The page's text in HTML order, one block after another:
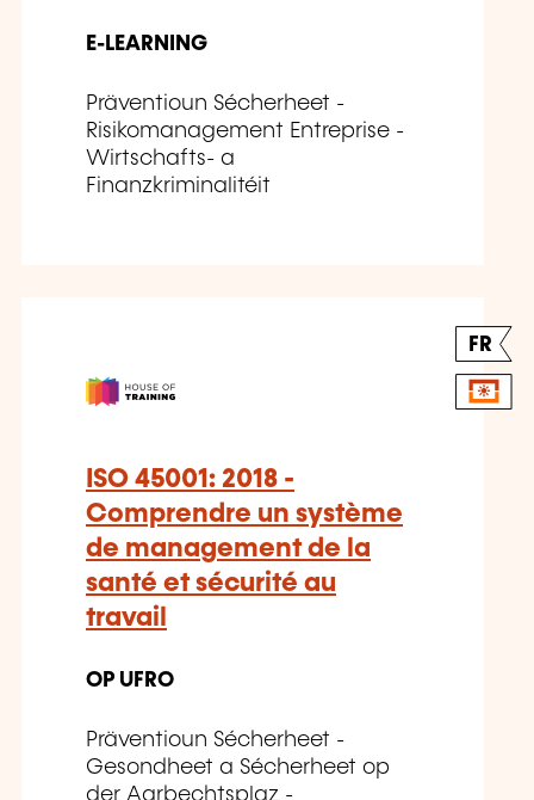
E-LEARNING
Präventioun Sécherheet -
Risikomanagement Entreprise -
Wirtschafts- a
Finanzkriminalitéit
FR
ISO 45001: 2018 -
Comprendre un système
de management de la
santé et sécurité au
travail
OP UFRO
Präventioun Sécherheet -
Gesondheet a Sécherheet op
der Aarbechtsplaz -